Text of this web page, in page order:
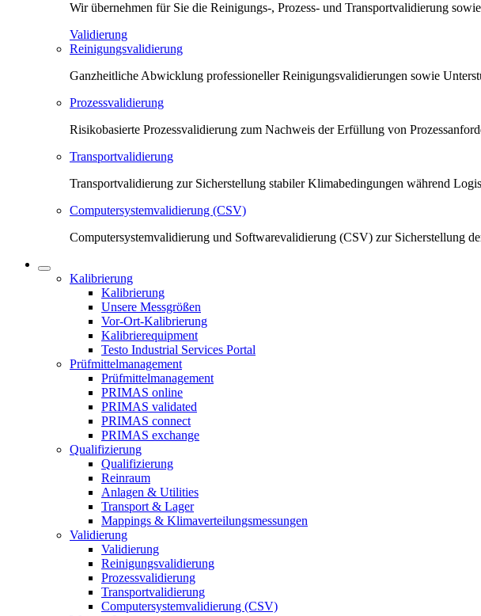
Wir übernehmen für Sie die Reinigungs-, Prozess- und Transportvalidierung
Validierung
Reinigungsvalidierung
Ganzheitliche Abwicklung professioneller Reinigungsvalidierungen sowie
Prozessvalidierung
Risikobasierte Prozessvalidierung zum Nachweis der Erfüllung von
Transportvalidierung
Transportvalidierung zur Sicherstellung stabiler Klimabedingungen während
Computersystemvalidierung (CSV)
Computersystemvalidierung und Softwarevalidierung (CSV) zur Sicherstellung
Kalibrierung
Kalibrierung
Unsere Messgrößen
Vor-Ort-Kalibrierung
Kalibrierequipment
Testo Industrial Services Portal
Prüfmittelmanagement
Prüfmittelmanagement
PRIMAS online
PRIMAS validated
PRIMAS connect
PRIMAS exchange
Qualifizierung
Qualifizierung
Reinraum
Anlagen & Utilities
Transport & Lager
Mappings & Klimaverteilungsmessungen
Validierung
Validierung
Reinigungsvalidierung
Prozessvalidierung
Transportvalidierung
Computersystemvalidierung (CSV)